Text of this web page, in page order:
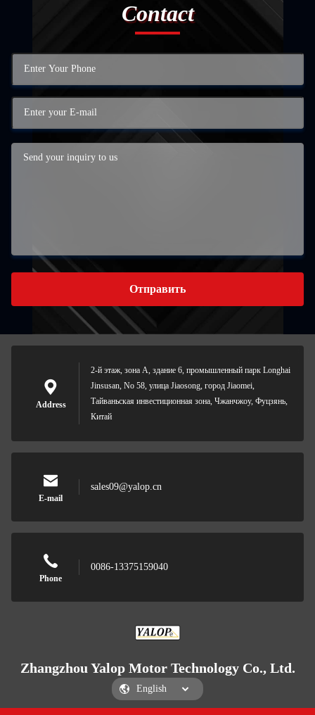
Contact
Отправить
Address
2-й этаж, зона А, здание 6, промышленный парк Longhai
Jinsusan, No 58, улица Jiaosong, город Jiaomei,
Тайваньская инвестиционная зона, Чжанчжоу, Фуцзянь,
Китай
E-mail
sales09@yalop.cn
Phone
0086-13375159040
Zhangzhou Yalop Motor Technology Co., Ltd.